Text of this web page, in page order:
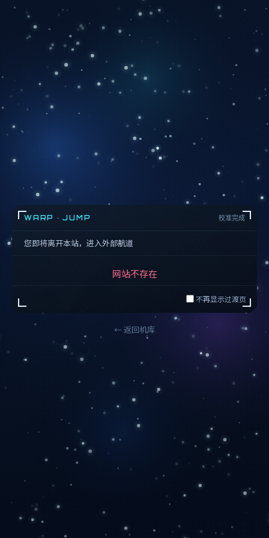
WARP · JUMP 校准完成
您即将离开本站，进入外部航道
网站不存在
不再显示过渡页
← 返回机库